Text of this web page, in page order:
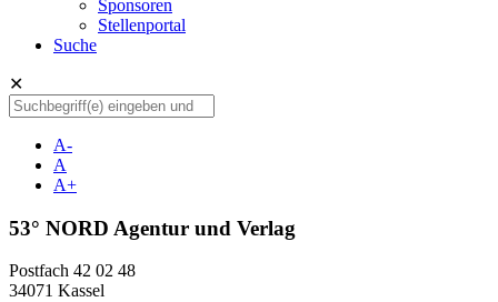
Sponsoren
Stellenportal
Suche
✕
A-
A
A+
53° NORD Agentur und Verlag
Postfach 42 02 48
34071 Kassel